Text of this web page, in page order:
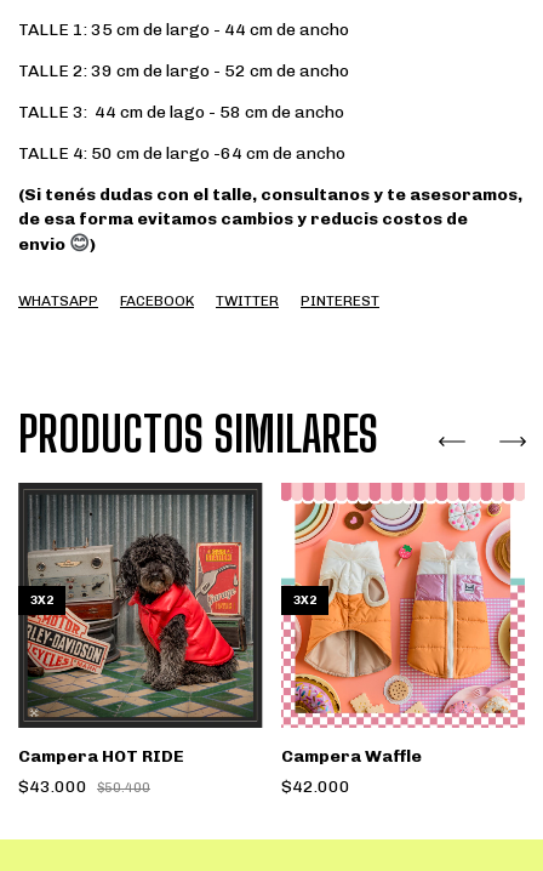
TALLE 1: 35 cm de largo - 44 cm de ancho
TALLE 2: 39 cm de largo - 52 cm de ancho
TALLE 3: 44 cm de lago - 58 cm de ancho
TALLE 4: 50 cm de largo -64 cm de ancho
(Si tenés dudas con el talle, consultanos y te asesoramos,
de esa forma evitamos cambios y reducis costos de
envio 😊)
WHATSAPP FACEBOOK TWITTER PINTEREST
PRODUCTOS SIMILARES
3X2
Campera HOT RIDE
$43.000
$50.400
3X2
Campera Waffle
$42.000